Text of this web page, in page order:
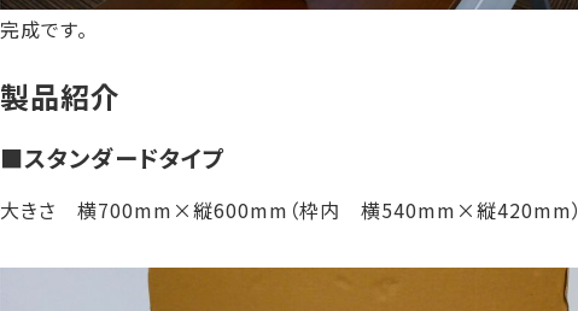
完成です。
製品紹介
■スタンダードタイプ
大きさ 横700mm×縦600mm（枠内 横540mm×縦420mm）